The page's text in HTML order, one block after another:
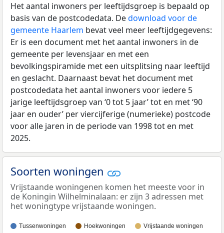
Het aantal inwoners per leeftijdsgroep is bepaald op
basis van de postcodedata. Dedownload voor de
gemeente Haarlem bevat veel meer leeftijdgegevens:
Er is een document met het aantal inwoners in de
gemeente per levensjaar en met een
bevolkingspiramide met een uitsplitsing naar leeftijd
en geslacht. Daarnaast bevat het document met
postcodedata het aantal inwoners voor iedere 5
jarige leeftijdsgroep van ‘0 tot 5 jaar’ tot en met ‘90
jaar en ouder’ per viercijferige (numerieke) postcode
voor alle jaren in de periode van 1998 tot en met
2025.
Soorten woningen
Vrijstaande woningenen komen het meeste voor in
de Koningin Wilhelminalaan: er zijn 3 adressen met
het woningtype vrijstaande woningen.
Tussenwoningen Hoekwoningen Vrijstaande woningen